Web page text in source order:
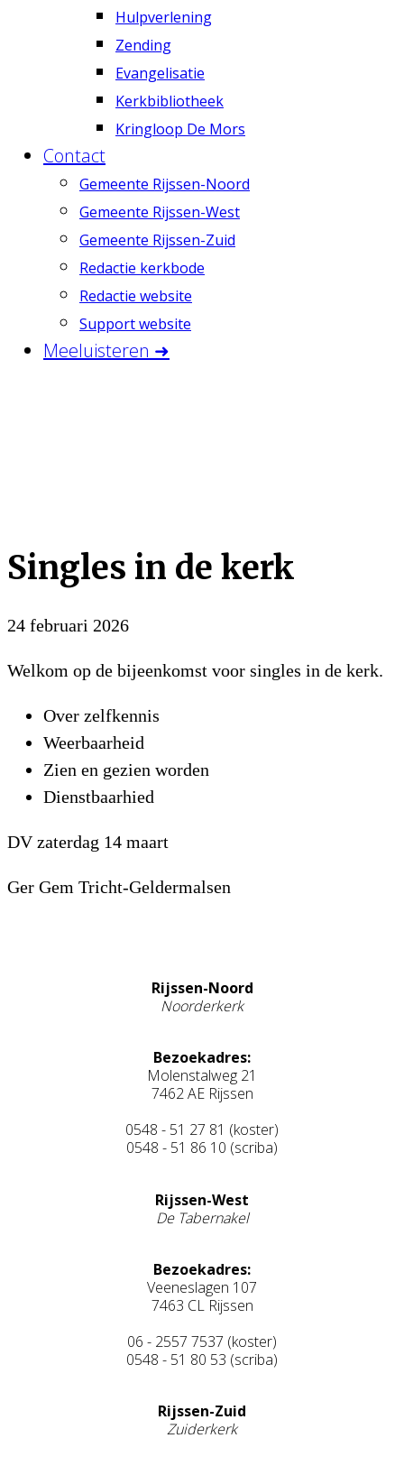
Hulpverlening
Zending
Evangelisatie
Kerkbibliotheek
Kringloop De Mors
Contact
Gemeente Rijssen-Noord
Gemeente Rijssen-West
Gemeente Rijssen-Zuid
Redactie kerkbode
Redactie website
Support website
Meeluisteren ➜
Singles in de kerk
24 februari 2026
Welkom op de bijeenkomst voor singles in de kerk.
Over zelfkennis
Weerbaarheid
Zien en gezien worden
Dienstbaarhied
DV zaterdag 14 maart
Ger Gem Tricht-Geldermalsen
Rijssen-Noord
Noorderkerk
Bezoekadres:
Molenstalweg 21
7462 AE Rijssen
0548 - 51 27 81 (koster)
0548 - 51 86 10 (scriba)
Rijssen-West
De Tabernakel
Bezoekadres:
Veeneslagen 107
7463 CL Rijssen
06 - 2557 7537 (koster)
0548 - 51 80 53 (scriba)
Rijssen-Zuid
Zuiderkerk